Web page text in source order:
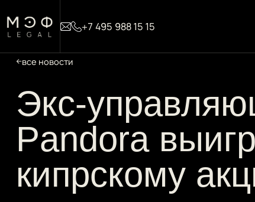
+7 495 988 15 15
все новости
Экс-
Pandora
кипрскому